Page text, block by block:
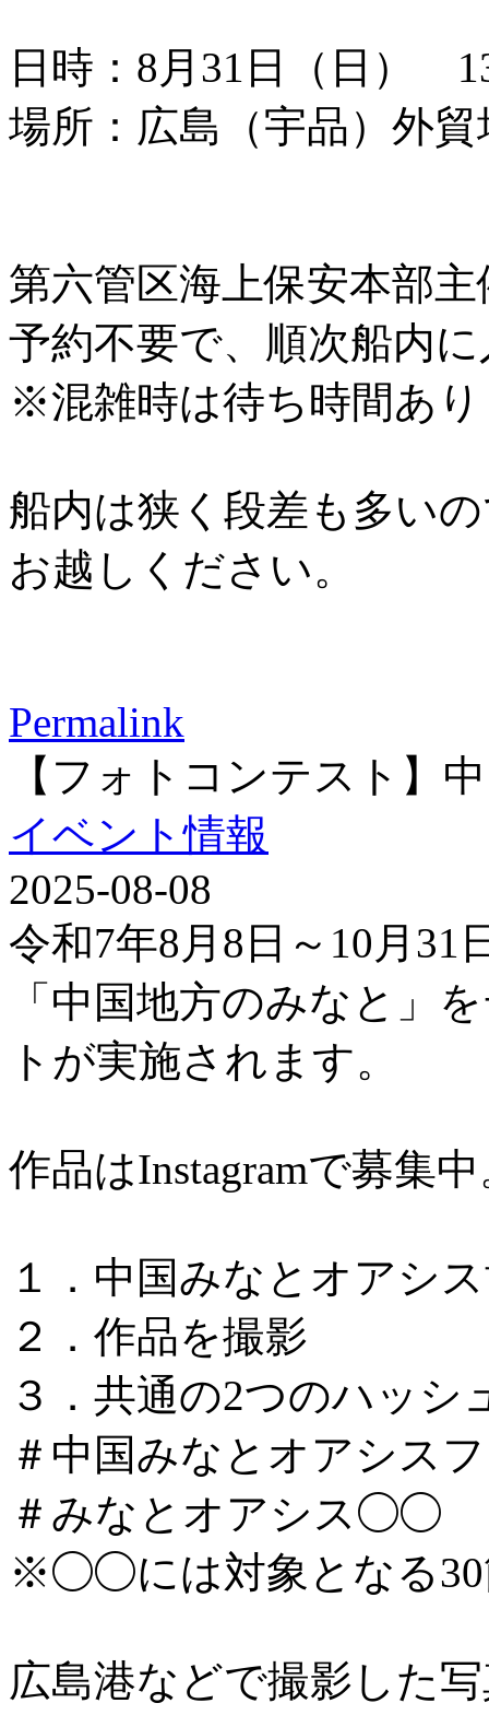
日時：8月31日（日）
場所：広島（宇品）外
第六管区海上保安本部
予約不要で、順次船内
※混雑時は待ち時間あり
船内は狭く段差も多い
お越しください。
Permalink
【フォトコンテスト】
イベント情報
2025-08-08
令和7年8月8日～10月31
「中国地方のみなと」
トが実施されます。
作品はInstagramで募集
１．中国みなとオアシ
２．作品を撮影
３．共通の2つのハッシ
＃中国みなとオアシス
＃みなとオアシス◯◯
※◯◯には対象となる30
広島港などで撮影した